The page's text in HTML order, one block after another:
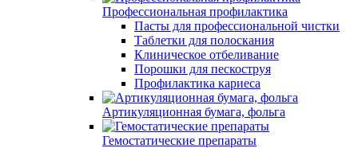
Профессиональная профилактика
Пасты для профессиональной чистки
Таблетки для полоскания
Клиническое отбеливание
Порошки для пескоструя
Профилактика кариеса
Артикуляционная бумага, фольга
Гемостатические препараты